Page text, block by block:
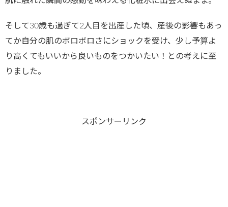
そして30歳も過ぎて2人目を出産した頃、産後の影響もあっ
てか自分の肌のボロボロさにショックを受け、少し予算よ
り高くてもいいから良いものをつかいたい！との考えに至
りました。
スポンサーリンク